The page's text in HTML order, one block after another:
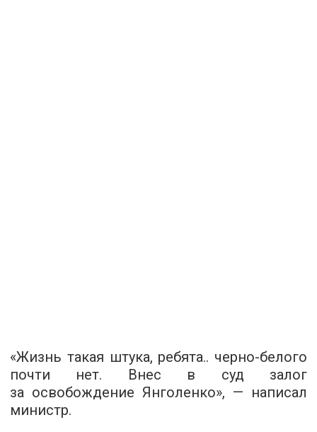
«Жизнь такая штука, ребята.. черно-белого
почти нет. Внес в суд залог
за освобождение Янголенко», — написал
министр.